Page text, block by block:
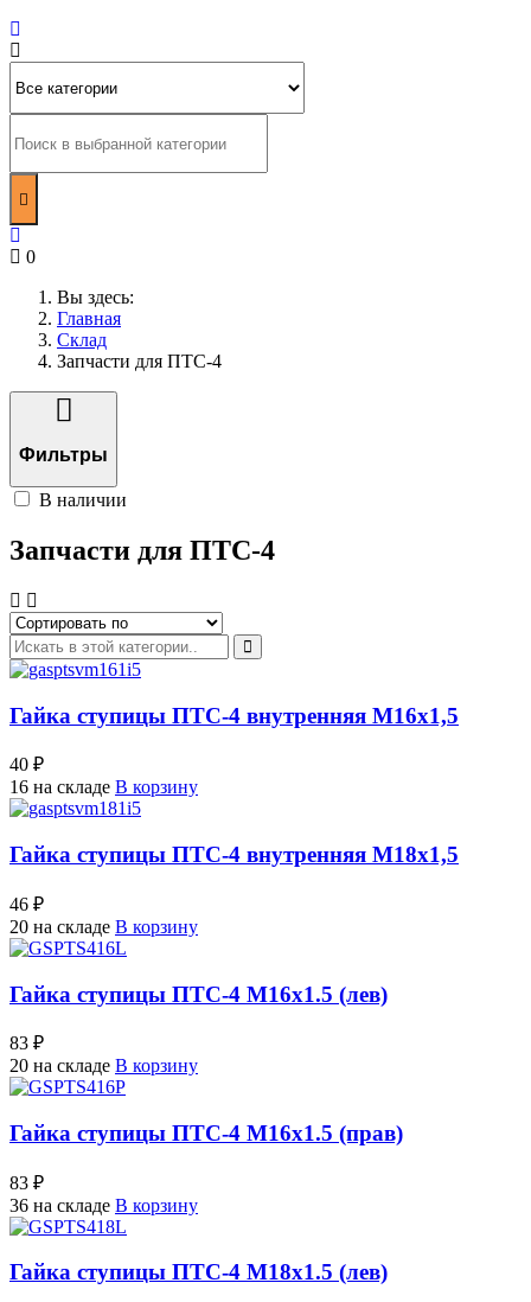
0
Вы здесь:
Главная
Склад
Запчасти для ПТС-4
Фильтры
В наличии
Запчасти для ПТС-4
Гайка ступицы ПТС-4 внутренняя М16х1,5
40 ₽
16 на складе В корзину
Гайка ступицы ПТС-4 внутренняя М18х1,5
46 ₽
20 на складе В корзину
Гайка ступицы ПТС-4 М16х1.5 (лев)
83 ₽
20 на складе В корзину
Гайка ступицы ПТС-4 М16х1.5 (прав)
83 ₽
36 на складе В корзину
Гайка ступицы ПТС-4 М18х1.5 (лев)